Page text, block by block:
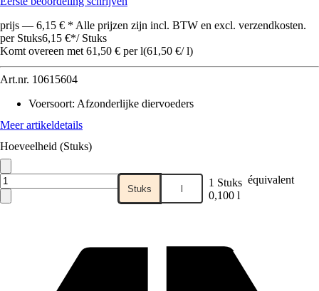
prijs — 6,15 € * Alle prijzen zijn incl. BTW en excl. verzendkosten.
per Stuks6,15 €*/ Stuks
Komt overeen met 61,50 € per l(61,50 €/ l)
Art.nr. 10615604
Voersoort: Afzonderlijke diervoeders
Meer artikeldetails
Hoeveelheid (Stuks)
Stuks l 1 Stuks équivalent
0,100 l